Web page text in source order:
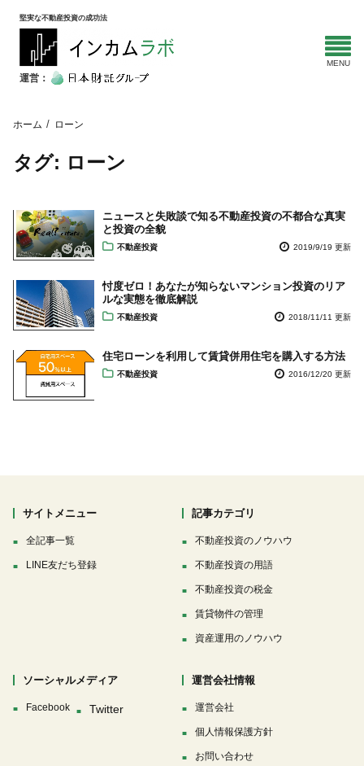
堅実な不動産投資の成功法
運営：
ホーム ローン
タグ: ローン
ニュースと失敗談で知る不動産投資の不都合な真実
と投資の全貌
不動産投資 2019/9/19 更新
忖度ゼロ！あなたが知らないマンション投資のリア
ルな実態を徹底解説
不動産投資 2018/11/11 更新
住宅ローンを利用して賃貸併用住宅を購入する方法
不動産投資 2016/12/20 更新
サイトメニュー
全記事一覧
LINE友だち登録
記事カテゴリ
不動産投資のノウハウ
不動産投資の用語
不動産投資の税金
賃貸物件の管理
資産運用のノウハウ
ソーシャルメディア
Facebook
運営会社情報
運営会社
個人情報保護方針
お問い合わせ